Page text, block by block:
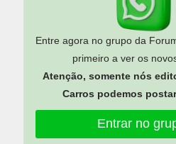
Entre agora no grupo da
primeiro a ver os
Atenção, somente nós
Carros podemos
Entrar no